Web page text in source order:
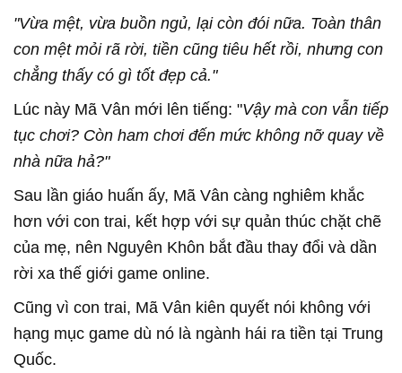
"Vừa mệt, vừa buồn ngủ, lại còn đói nữa. Toàn thân
con mệt mỏi rã rời, tiền cũng tiêu hết rồi, nhưng con
chẳng thấy có gì tốt đẹp cả."
Lúc này Mã Vân mới lên tiếng: "Vậy mà con vẫn tiếp
tục chơi? Còn ham chơi đến mức không nỡ quay về
nhà nữa hả?"
Sau lần giáo huấn ấy, Mã Vân càng nghiêm khắc
hơn với con trai, kết hợp với sự quản thúc chặt chẽ
của mẹ, nên Nguyên Khôn bắt đầu thay đổi và dần
rời xa thế giới game online.
Cũng vì con trai, Mã Vân kiên quyết nói không với
hạng mục game dù nó là ngành hái ra tiền tại Trung
Quốc.